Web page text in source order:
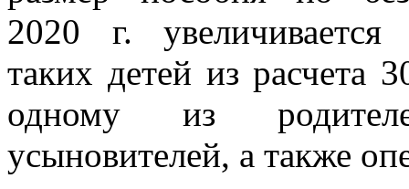
2020 г. увеличивается
таких детей из расчета
одному из
усыновителей, а также